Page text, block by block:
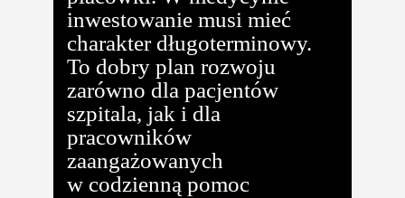
inwestowanie musi mieć
charakter długoterminowy.
To dobry plan rozwoju
zarówno dla pacjentów
szpitala, jak i dla
pracowników
zaangażowanych
w codzienną pomoc